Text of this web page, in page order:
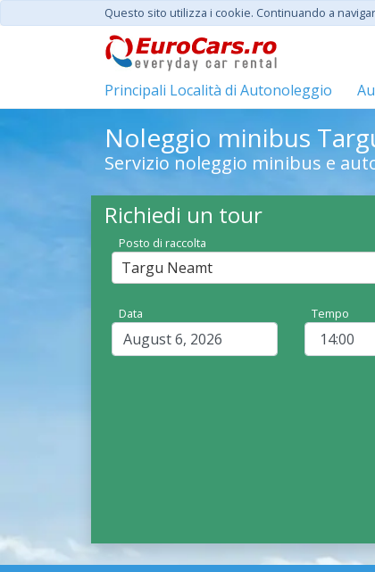
Questo sito utilizza i cookie. Continuando a
Principali Località di Autonoleggio
Noleggio minibus
Servizio noleggio minibus e
Richiedi un tour
Posto di raccolta
Targu Neamt
Data Tempo